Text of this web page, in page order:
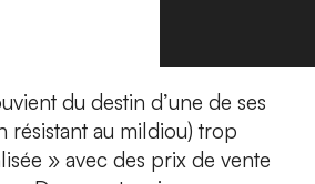
du destin d’une de ses
résistant au mildiou) trop
» avec des prix de vente